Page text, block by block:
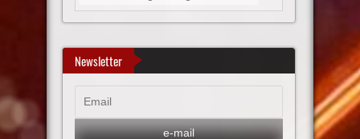
Newsletter